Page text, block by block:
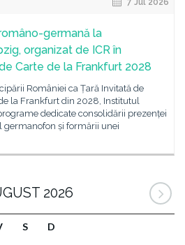
7 Jul 2026
germană la
organizat de ICR în
Carte de la Frankfurt 2028
României ca Țară Invitată de
la Frankfurt din 2028, Institutul
dedicate consolidării prezenței
și formării unei
2026
S D